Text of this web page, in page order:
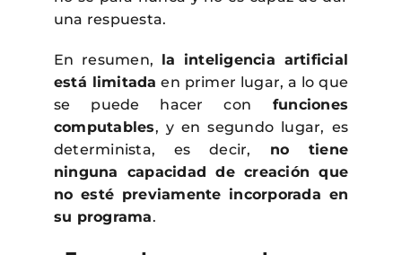
una respuesta.
En resumen, la inteligencia artificial
está limitada en primer lugar, a lo que
se puede hacer con funciones
computables, y en segundo lugar, es
determinista, es decir, no tiene
ninguna capacidad de creación que
no esté previamente incorporada en
su programa.